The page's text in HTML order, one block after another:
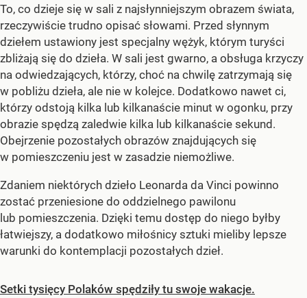
To, co dzieje się w sali z najsłynniejszym obrazem świata,
rzeczywiście trudno opisać słowami. Przed słynnym
dziełem ustawiony jest specjalny wężyk, którym turyści
zbliżają się do dzieła. W sali jest gwarno, a obsługa krzyczy
na odwiedzających, którzy, choć na chwilę zatrzymają się
w pobliżu dzieła, ale nie w kolejce. Dodatkowo nawet ci,
którzy odstoją kilka lub kilkanaście minut w ogonku, przy
obrazie spędzą zaledwie kilka lub kilkanaście sekund.
Obejrzenie pozostałych obrazów znajdujących się
w pomieszczeniu jest w zasadzie niemożliwe.
Zdaniem niektórych dzieło Leonarda da Vinci powinno
zostać przeniesione do oddzielnego pawilonu
lub pomieszczenia. Dzięki temu dostęp do niego byłby
łatwiejszy, a dodatkowo miłośnicy sztuki mieliby lepsze
warunki do kontemplacji pozostałych dzieł.
Setki tysięcy Polaków spędziły tu swoje wakacje.